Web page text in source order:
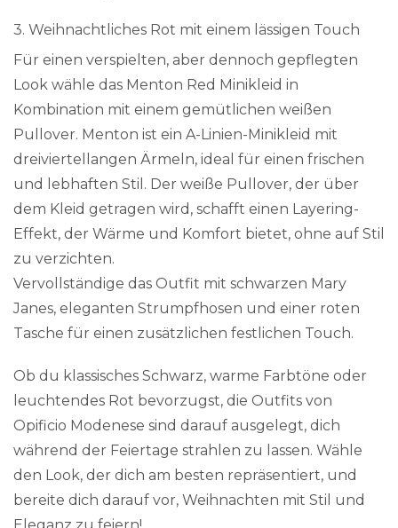
3. Weihnachtliches Rot mit einem lässigen Touch
Für einen verspielten, aber dennoch gepflegten
Look wähle das Menton Red Minikleid in
Kombination mit einem gemütlichen weißen
Pullover. Menton ist ein A-Linien-Minikleid mit
dreiviertellangen Ärmeln, ideal für einen frischen
und lebhaften Stil. Der weiße Pullover, der über
dem Kleid getragen wird, schafft einen Layering-
Effekt, der Wärme und Komfort bietet, ohne auf Stil
zu verzichten.
Vervollständige das Outfit mit schwarzen Mary
Janes, eleganten Strumpfhosen und einer roten
Tasche für einen zusätzlichen festlichen Touch.
Ob du klassisches Schwarz, warme Farbtöne oder
leuchtendes Rot bevorzugst, die Outfits von
Opificio Modenese sind darauf ausgelegt, dich
während der Feiertage strahlen zu lassen. Wähle
den Look, der dich am besten repräsentiert, und
bereite dich darauf vor, Weihnachten mit Stil und